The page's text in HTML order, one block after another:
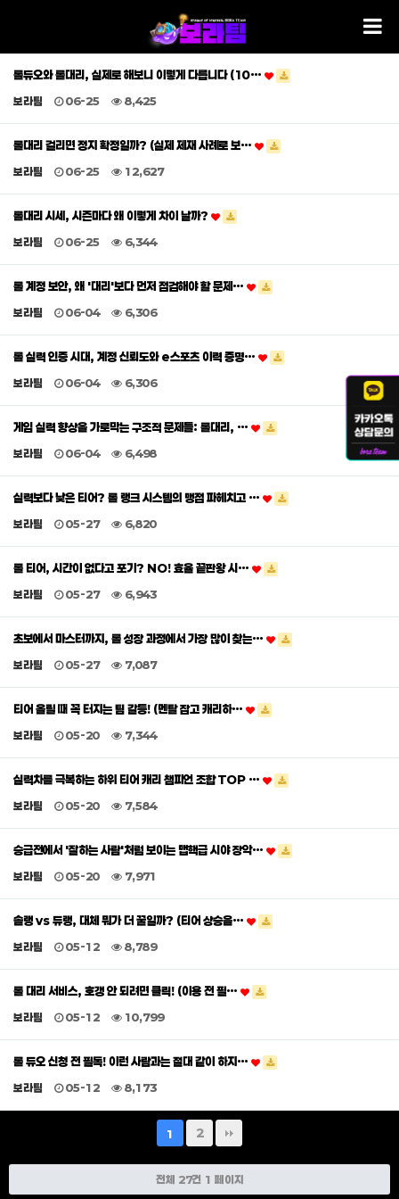
롤듀오와 롤대리, 실제로 해보니 이렇게 다릅니다 (10…
보라팀 06-25 8,425
롤대리 걸리면 정지 확정일까? (실제 제재 사례로 보…
보라팀 06-25 12,627
롤대리 시세, 시즌마다 왜 이렇게 차이 날까?
보라팀 06-25 6,344
롤 계정 보안, 왜 '대리'보다 먼저 점검해야 할 문제…
보라팀 06-04 6,306
롤 실력 인증 시대, 계정 신뢰도와 e스포츠 이력 증명…
보라팀 06-04 6,306
게임 실력 향상을 가로막는 구조적 문제들: 롤대리, …
보라팀 06-04 6,498
실력보다 낮은 티어? 롤 랭크 시스템의 맹점 파헤치고 …
보라팀 05-27 6,820
롤 티어, 시간이 없다고 포기? NO! 효율 끝판왕 시…
보라팀 05-27 6,943
초보에서 마스터까지, 롤 성장 과정에서 가장 많이 찾는…
보라팀 05-27 7,087
티어 올릴 때 꼭 터지는 팀 갈등! (멘탈 잡고 캐리하…
보라팀 05-20 7,344
실력차를 극복하는 하위 티어 캐리 챔피언 조합 TOP …
보라팀 05-20 7,584
승급전에서 '잘하는 사람'처럼 보이는 맵핵급 시야 장악…
보라팀 05-20 7,971
솔랭 vs 듀랭, 대체 뭐가 더 꿀일까? (티어 상승을…
보라팀 05-12 8,789
롤 대리 서비스, 호갱 안 되려면 클릭! (이용 전 필…
보라팀 05-12 10,799
롤 듀오 신청 전 필독! 이런 사람과는 절대 같이 하지…
보라팀 05-12 8,173
1 2
전체 27건 1 페이지